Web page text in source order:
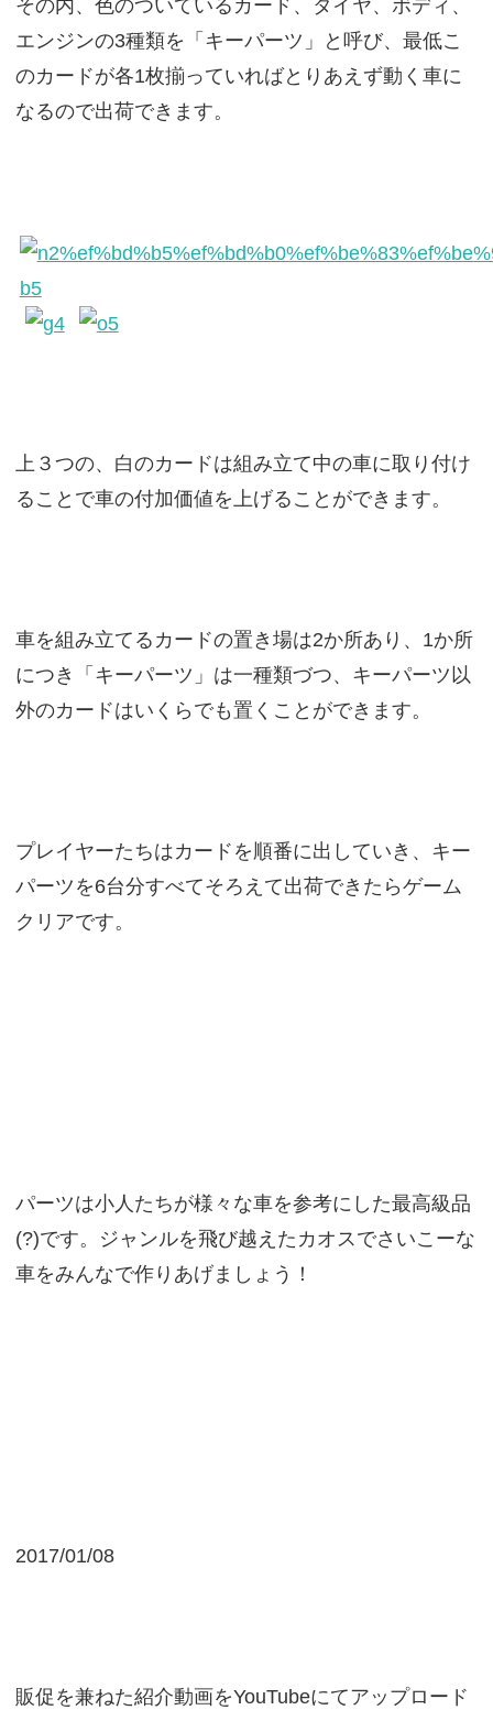
その内、色のついているカード、タイヤ、ボディ、
エンジンの3種類を「キーパーツ」と呼び、最低こ
のカードが各1枚揃っていればとりあえず動く車に
なるので出荷できます。
上３つの、白のカードは組み立て中の車に取り付け
ることで車の付加価値を上げることができます。
車を組み立てるカードの置き場は2か所あり、1か所
につき「キーパーツ」は一種類づつ、キーパーツ以
外のカードはいくらでも置くことができます。
プレイヤーたちはカードを順番に出していき、キー
パーツを6台分すべてそろえて出荷できたらゲーム
クリアです。
パーツは小人たちが様々な車を参考にした最高級品
(?)です。ジャンルを飛び越えたカオスでさいこーな
車をみんなで作りあげましょう！
2017/01/08
販促を兼ねた紹介動画をYouTubeにてアップロード